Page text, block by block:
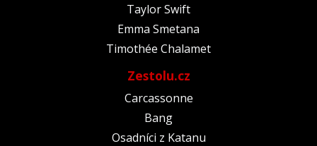
Taylor Swift
Emma Smetana
Timothée Chalamet
Zestolu.cz
Carcassonne
Bang
Osadníci z Katanu